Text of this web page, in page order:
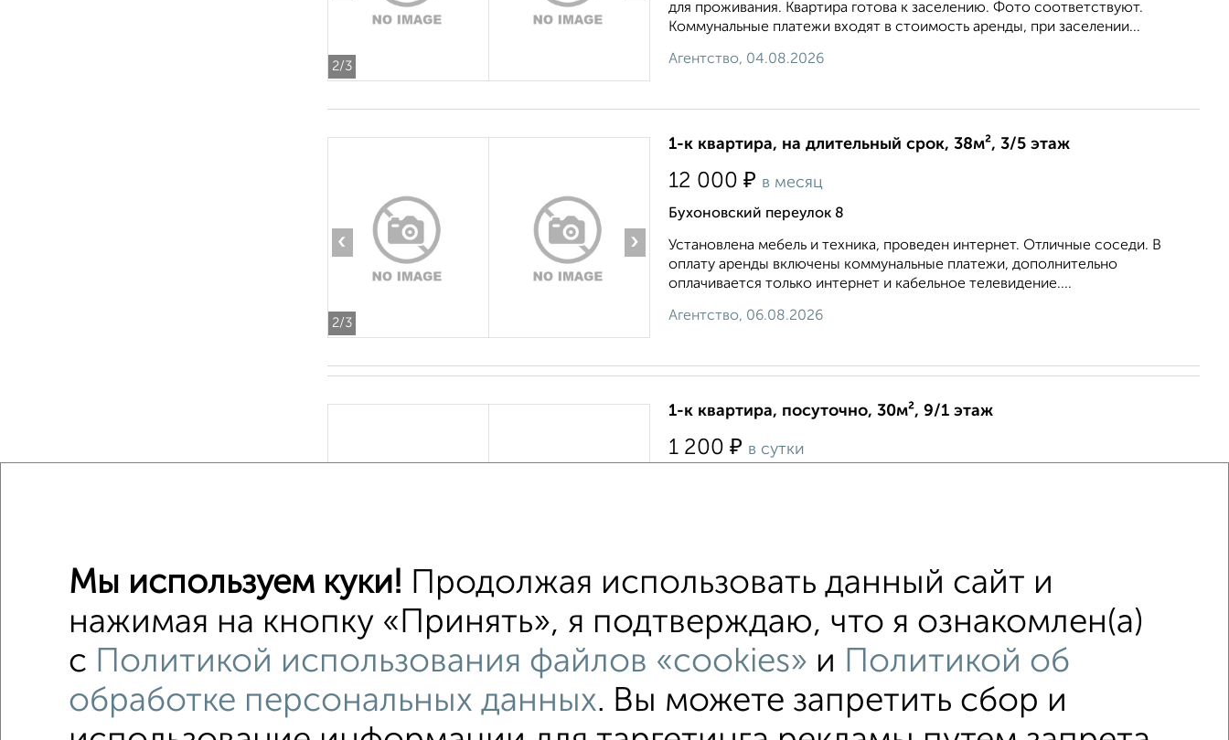
2/3
для проживания. Квартира готова к заселению. Фото соответствуют.
Коммунальные платежи входят в стоимость аренды, при заселении...
Агентство, 04.08.2026
2/3
‹ ›
1-к квартира, на длительный срок, 38м², 3/5 этаж
12 000 ₽ в месяц
Бухоновский переулок 8
Установлена мебель и техника, проведен интернет. Отличные соседи. В
оплату аренды включены коммунальные платежи, дополнительно
оплачивается только интернет и кабельное телевидение....
Агентство, 06.08.2026
2/3
1-к квартира, посуточно, 30м², 9/1 этаж
1 200 ₽ в сутки
1 / 1
Мы используем куки! Продолжая использовать данный сайт и
нажимая на кнопку «Принять», я подтверждаю, что я ознакомлен(а)
с
Политикой использования файлов «cookies» и
Политикой об
обработке персональных данных. Вы можете запретить сбор и